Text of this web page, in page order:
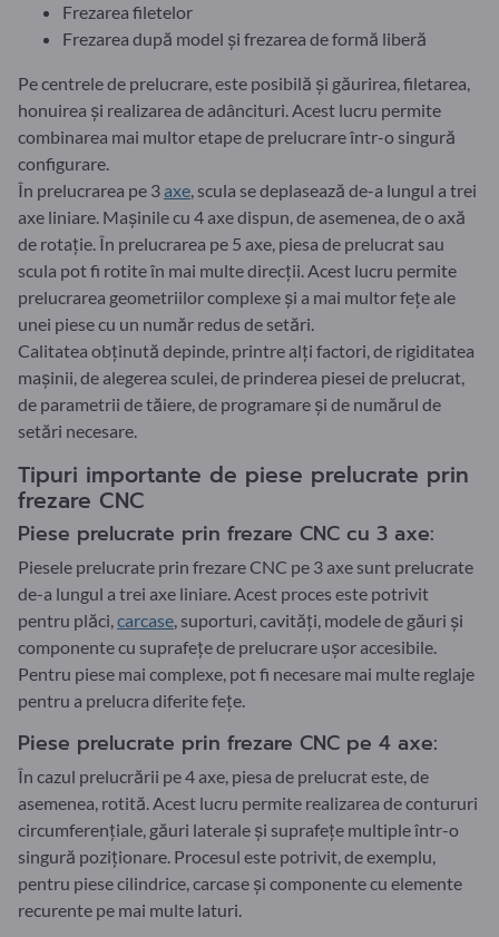
Frezarea filetelor
Frezarea după model și frezarea de formă liberă
Pe centrele de prelucrare, este posibilă și găurirea, filetarea,
honuirea și realizarea de adâncituri. Acest lucru permite
combinarea mai multor etape de prelucrare într-o singură
configurare.
În prelucrarea pe 3axe, scula se deplasează de-a lungul a trei
axe liniare. Mașinile cu 4 axe dispun, de asemenea, de o axă
de rotație. În prelucrarea pe 5 axe, piesa de prelucrat sau
scula pot fi rotite în mai multe direcții. Acest lucru permite
prelucrarea geometriilor complexe și a mai multor fețe ale
unei piese cu un număr redus de setări.
Calitatea obținută depinde, printre alți factori, de rigiditatea
mașinii, de alegerea sculei, de prinderea piesei de prelucrat,
de parametrii de tăiere, de programare și de numărul de
setări necesare.
Tipuri importante de piese prelucrate prin
frezare CNC
Piese prelucrate prin frezare CNC cu 3 axe:
Piesele prelucrate prin frezare CNC pe 3 axe sunt prelucrate
de-a lungul a trei axe liniare. Acest proces este potrivit
pentru plăci,carcase, suporturi, cavități, modele de găuri și
componente cu suprafețe de prelucrare ușor accesibile.
Pentru piese mai complexe, pot fi necesare mai multe reglaje
pentru a prelucra diferite fețe.
Piese prelucrate prin frezare CNC pe 4 axe:
În cazul prelucrării pe 4 axe, piesa de prelucrat este, de
asemenea, rotită. Acest lucru permite realizarea de contururi
circumferențiale, găuri laterale și suprafețe multiple într-o
singură poziționare. Procesul este potrivit, de exemplu,
pentru piese cilindrice, carcase și componente cu elemente
recurente pe mai multe laturi.